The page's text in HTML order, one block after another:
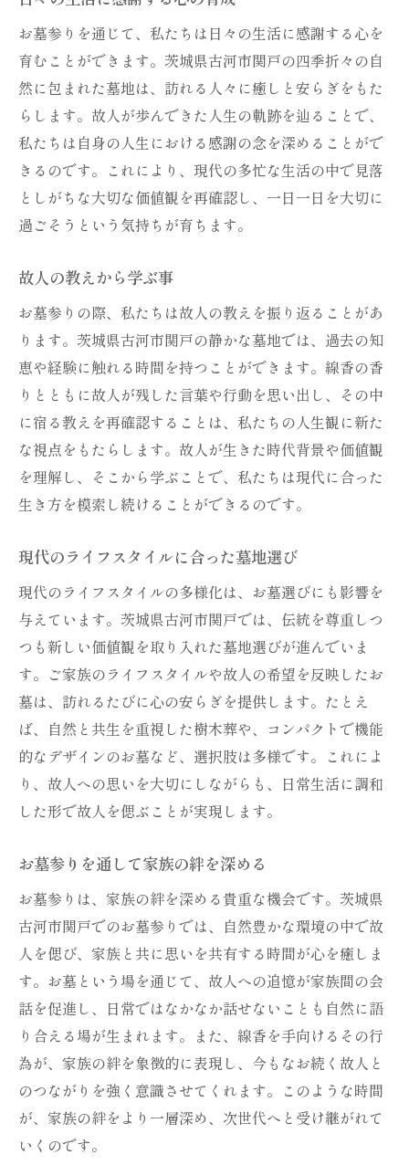
お墓参りを通じて、私たちは日々の生活に感謝する心を
育むことができます。茨城県古河市関戸の四季折々の自
然に包まれた墓地は、訪れる人々に癒しと安らぎをもた
らします。故人が歩んできた人生の軌跡を辿ることで、
私たちは自身の人生における感謝の念を深めることがで
きるのです。これにより、現代の多忙な生活の中で見落
としがちな大切な価値観を再確認し、一日一日を大切に
過ごそうという気持ちが育ちます。
故人の教えから学ぶ事
お墓参りの際、私たちは故人の教えを振り返ることがあ
ります。茨城県古河市関戸の静かな墓地では、過去の知
恵や経験に触れる時間を持つことができます。線香の香
りとともに故人が残した言葉や行動を思い出し、その中
に宿る教えを再確認することは、私たちの人生観に新た
な視点をもたらします。故人が生きた時代背景や価値観
を理解し、そこから学ぶことで、私たちは現代に合った
生き方を模索し続けることができるのです。
現代のライフスタイルに合った墓地選び
現代のライフスタイルの多様化は、お墓選びにも影響を
与えています。茨城県古河市関戸では、伝統を尊重しつ
つも新しい価値観を取り入れた墓地選びが進んでいま
す。ご家族のライフスタイルや故人の希望を反映したお
墓は、訪れるたびに心の安らぎを提供します。たとえ
ば、自然と共生を重視した樹木葬や、コンパクトで機能
的なデザインのお墓など、選択肢は多様です。これによ
り、故人への思いを大切にしながらも、日常生活に調和
した形で故人を偲ぶことが実現します。
お墓参りを通して家族の絆を深める
お墓参りは、家族の絆を深める貴重な機会です。茨城県
古河市関戸でのお墓参りでは、自然豊かな環境の中で故
人を偲び、家族と共に思いを共有する時間が心を癒しま
す。お墓という場を通じて、故人への追憶が家族間の会
話を促進し、日常ではなかなか話せないことも自然に語
り合える場が生まれます。また、線香を手向けるその行
為が、家族の絆を象徴的に表現し、今もなお続く故人と
のつながりを強く意識させてくれます。このような時間
が、家族の絆をより一層深め、次世代へと受け継がれて
いくのです。